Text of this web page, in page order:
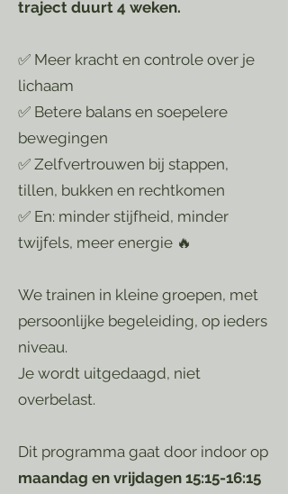
traject duurt 4 weken.
✅ Meer kracht en controle over je
lichaam
✅ Betere balans en soepelere
bewegingen
✅ Zelfvertrouwen bij stappen,
tillen, bukken en rechtkomen
✅ En: minder stijfheid, minder
twijfels, meer energie 🔥
We trainen in kleine groepen, met
persoonlijke begeleiding, op ieders
niveau.
Je wordt uitgedaagd, niet
overbelast.
Dit programma gaat door indoor op
maandag en vrijdagen 15:15-16:15